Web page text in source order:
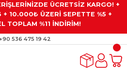
ÜCRETSİZ KARGO! +
+ 10.000₺ ÜZERİ SEPETTE %5 +
TOPLAM %11 İNDİRİM!
536 475 19 42